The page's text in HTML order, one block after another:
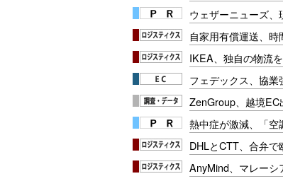
ウェザーニューズ、
自家用有償運送、
IKEA、独自の物流
フェデックス、協
ZenGroup、越境EC
熱中症が激減、「空
DHLとCTT、合弁
AnyMind、マレーシ